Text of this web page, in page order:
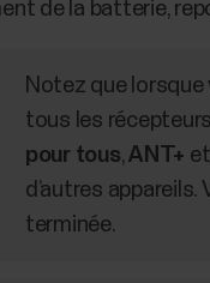
de la batterie,
Notez que
tous les
pour tous,ANT+ et
d’autres appareils.
terminée.